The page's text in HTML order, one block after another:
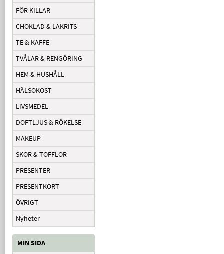
FÖR KILLAR
CHOKLAD & LAKRITS
TE & KAFFE
TVÅLAR & RENGÖRING
HEM & HUSHÅLL
HÄLSOKOST
LIVSMEDEL
DOFTLJUS & RÖKELSE
MAKEUP
SKOR & TOFFLOR
PRESENTER
PRESENTKORT
ÖVRIGT
Nyheter
MIN SIDA